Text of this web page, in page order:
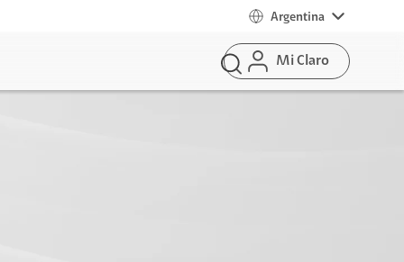
Argentina
Mi Claro